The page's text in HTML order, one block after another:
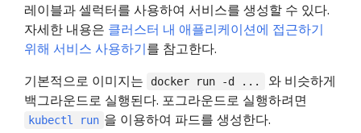
레이블과 셀럭터를 사용하여 서비스를 생성할 수 있다.
자세한 내용은 클러스터 내 애플리케이션에 접근하기
위해 서비스 사용하기를 참고한다.
기본적으로 이미지는
docker run -d ...
와 비슷하게
백그라운드로 실행된다. 포그라운드로 실행하려면
kubectl run 을 이용하여 파드를 생성한다.